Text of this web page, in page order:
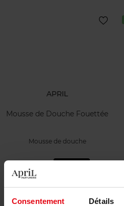
Consentement Détails
APRIL
Mousse de Douche Fouettée
Mousse de douche
11,90 €